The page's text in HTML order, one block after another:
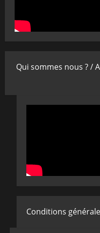
Qui sommes nous ? /
Conditions